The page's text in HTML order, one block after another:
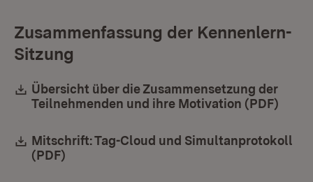
Zusammenfassung der Kennenlern-
Sitzung
Download:
Übersicht über die Zusammensetzung der
Teilnehmenden und ihre Motivation (PDF)
Download:
Mitschrift: Tag-Cloud und Simultanprotokoll
(PDF)